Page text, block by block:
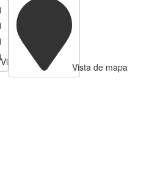
Vista de Tabla
Vista de mapa